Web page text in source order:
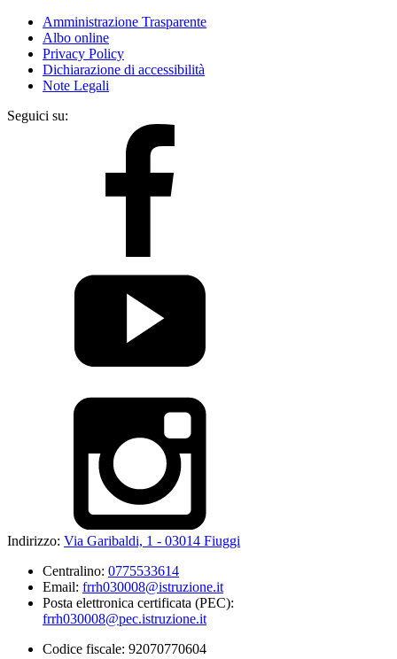
Amministrazione Trasparente
Albo online
Privacy Policy
Dichiarazione di accessibilità
Note Legali
Seguici su:
Indirizzo: Via Garibaldi, 1 - 03014 Fiuggi
Centralino: 0775533614
Email: frrh030008@istruzione.it
Posta elettronica certificata (PEC):
frrh030008@pec.istruzione.it
Codice fiscale: 92070770604